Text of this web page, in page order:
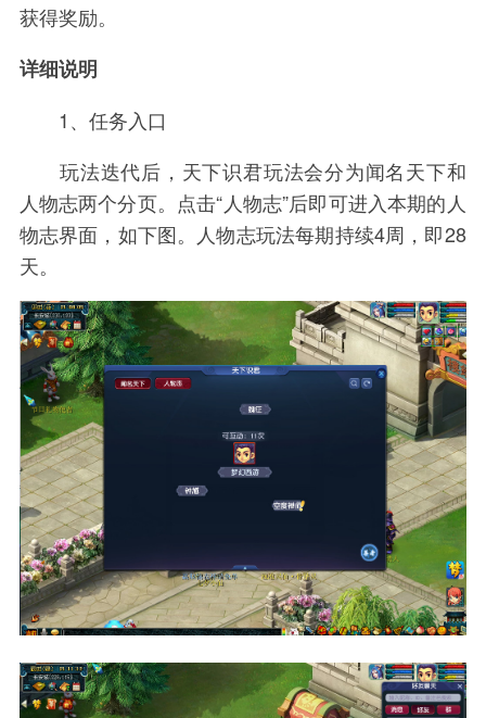
获得奖励。
详细说明
1、任务入口
玩法迭代后，天下识君玩法会分为闻名天下和
人物志两个分页。点击“人物志”后即可进入本期的人
物志界面，如下图。人物志玩法每期持续4周，即28
天。